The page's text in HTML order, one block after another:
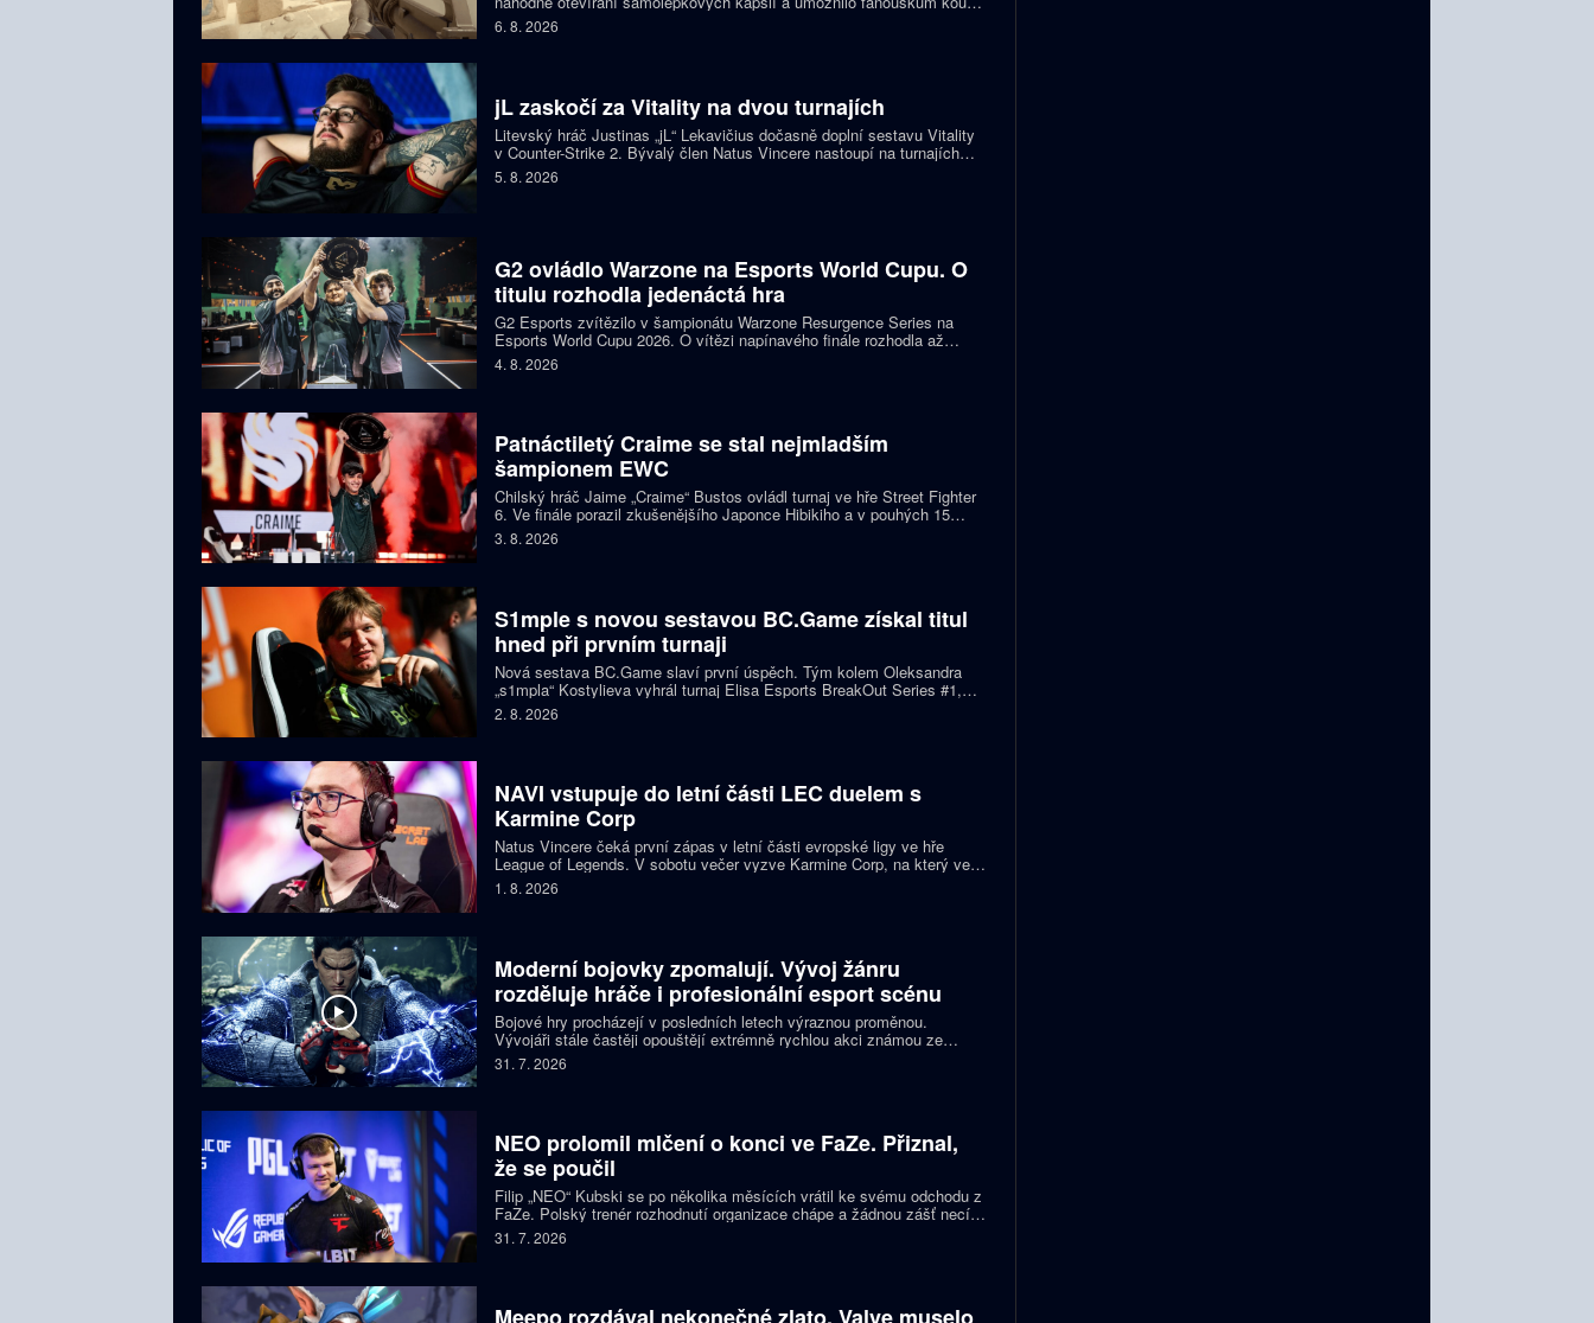
si přímo samolepku svého oblíbeného týmu nebo hráče. Podle řady
organizací ale nový systém dramaticky snižuje jejich příjmy a může
6. 8. 2026
jL zaskočí za Vitality na dvou turnajích
Litevský hráč Justinas „jL“ Lekavičius dočasně doplní sestavu Vitality
v Counter-Strike 2. Bývalý člen Natus Vincere nastoupí na turnajích
BLAST Open Porto a PGL Masters Bucharest.
5. 8. 2026
G2 ovládlo Warzone na Esports World Cupu. O
titulu rozhodla jedenáctá hra
G2 Esports zvítězilo v šampionátu Warzone Resurgence Series na
Esports World Cupu 2026. O vítězi napínavého finále rozhodla až
jedenáctá hra, do které vstupovalo s šancí na titul hned pět týmů.
4. 8. 2026
Patnáctiletý Craime se stal nejmladším
šampionem EWC
Chilský hráč Jaime „Craime“ Bustos ovládl turnaj ve hře Street Fighter
6. Ve finále porazil zkušenějšího Japonce Hibikiho a v pouhých 15
letech se stal nejmladším vítězem v historii Esports World Cupu.
3. 8. 2026
S1mple s novou sestavou BC.Game získal titul
hned při prvním turnaji
Nová sestava BC.Game slaví první úspěch. Tým kolem Oleksandra
„s1mpla“ Kostylieva vyhrál turnaj Elisa Esports BreakOut Series #1,
když ve finále porazil ENCE 2:0. Rozhodující mapa dospěla do
prodloužení, v němž ukrajinská hvězda předvedla klíčovou akci.
2. 8. 2026
NAVI vstupuje do letní části LEC duelem s
Karmine Corp
Natus Vincere čeká první zápas v letní části evropské ligy ve hře
League of Legends. V sobotu večer vyzve Karmine Corp, na který ve
čtyřech předchozích vzájemných sériích nestačil. Oba celky zároveň
bojují o jedno ze tří míst na letošním světovém šampionátu.
1. 8. 2026
Moderní bojovky zpomalují. Vývoj žánru
rozděluje hráče i profesionální esport scénu
Bojové hry procházejí v posledních letech výraznou proměnou.
Vývojáři stále častěji opouštějí extrémně rychlou akci známou ze
starších klasik a snaží se vytvářet přístupnější tituly pro širší publikum
i esportové diváky. Ne všichni hráči jsou ale z tohoto směru nadšení a
31. 7. 2026
NEO prolomil mlčení o konci ve FaZe. Přiznal,
že se poučil
Filip „NEO“ Kubski se po několika měsících vrátil ke svému odchodu z
FaZe. Polský trenér rozhodnutí organizace chápe a žádnou zášť necítí.
Zkušenost z prvního trenérského angažmá ho však přiměla změnit
pohled na vlastní práci.
31. 7. 2026